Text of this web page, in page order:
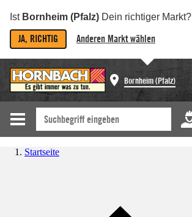
Ist Bornheim (Pfalz) Dein richtiger Markt?
JA, RICHTIG Anderen Markt wählen
Bornheim (Pfalz)
Startseite